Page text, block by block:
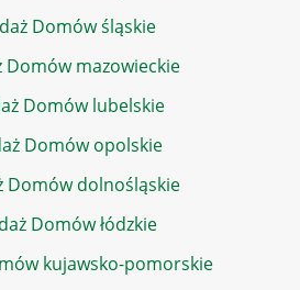
Domów śląskie
Domów mazowieckie
Domów lubelskie
Domów opolskie
Domów dolnośląskie
Domów łódzkie
kujawsko-pomorskie